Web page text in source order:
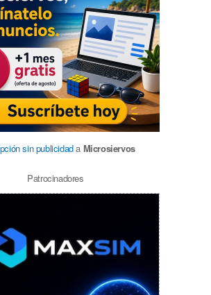
sin publicidada Microsiervos
Patrocinadores